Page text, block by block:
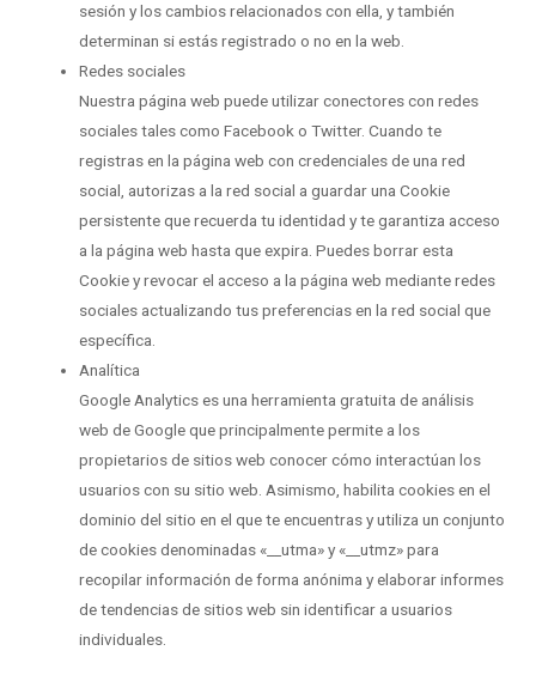
sesión y los cambios relacionados con ella, y también
determinan si estás registrado o no en la web.
Redes sociales
Nuestra página web puede utilizar conectores con redes
sociales tales como Facebook o Twitter. Cuando te
registras en la página web con credenciales de una red
social, autorizas a la red social a guardar una Cookie
persistente que recuerda tu identidad y te garantiza acceso
a la página web hasta que expira. Puedes borrar esta
Cookie y revocar el acceso a la página web mediante redes
sociales actualizando tus preferencias en la red social que
específica.
Analítica
Google Analytics es una herramienta gratuita de análisis
web de Google que principalmente permite a los
propietarios de sitios web conocer cómo interactúan los
usuarios con su sitio web. Asimismo, habilita cookies en el
dominio del sitio en el que te encuentras y utiliza un conjunto
de cookies denominadas «__utma» y «__utmz» para
recopilar información de forma anónima y elaborar informes
de tendencias de sitios web sin identificar a usuarios
individuales.